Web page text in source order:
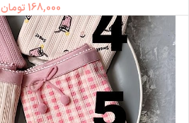
168,000 تومان